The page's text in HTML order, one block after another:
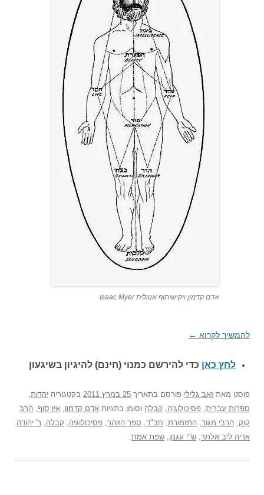
אדם קדמון ויקישיתוף אנגלית Isaac Myer
להמשיך לקרוא ←
לחץ כאן כדי להירשם כמנוי (חינם) להיגיון בשיגעון
פוסט מאת זאב גלילי פורסם בתאריך 25 במרץ 2011 בקטגוריה יהדות
ספרות עברית פסיכולוגיה קבלה וסומן בתגיות אדם קדמון אין סוף הרב
קוק הרבי מגור התזמורת חב"ד ספר הזוהר פסיכולוגיה קבלה
ר' יהודה
אריה ליב אלתר ש"י עגנון שפת אמת